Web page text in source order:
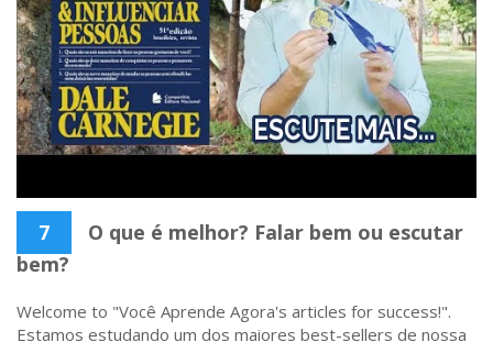
7
O que é melhor? Falar bem ou escutar
bem?
Welcome to "Você Aprende Agora's articles for success!".
Estamos estudando um dos maiores best-sellers de nossa